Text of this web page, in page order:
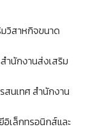
วิสาหกิจขนาด
นักงานส่งเสริม
นเทศ สํานักงาน
อิเล็กทรอนิกส์และ